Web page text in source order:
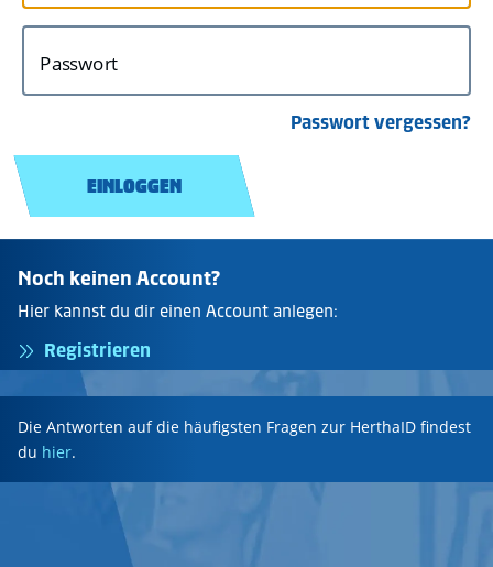
Passwort
Passwort vergessen?
EINLOGGEN
Noch keinen Account?
Hier kannst du dir einen Account anlegen:
Registrieren
Die Antworten auf die häufigsten Fragen zur HerthaID findest
du hier.